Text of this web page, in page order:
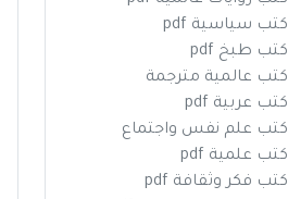
كتب سياسية pdf
كتب طبخ pdf
كتب عالمية مترجمة
كتب عربية pdf
كتب علم نفس واجتماع
كتب علمية pdf
كتب فكر وثقافة pdf